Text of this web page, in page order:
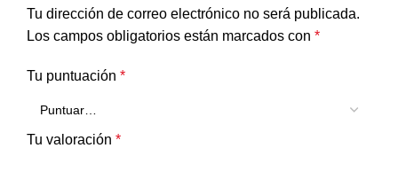
Tu dirección de correo electrónico no será publicada.
Los campos obligatorios están marcados con *
Tu puntuación *
Tu valoración *